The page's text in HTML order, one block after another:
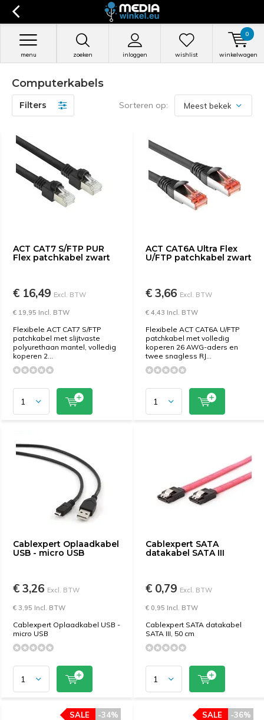
zoeken inloggen
menu wishlist winkelwagen
0
Computerkabels
Filters Sorteren op:
ACT CAT7 S/FTP PUR
Flex patchkabel zwart
€ 16,49 Excl. BTW
€ 19,95 Incl. BTW
Flexibele ACT CAT7 S/FTP
patchkabel met slijtvaste
polyurethaan mantel, volledig
koperen 2...
ACT CAT6A Ultra Flex
U/FTP patchkabel zwart
€ 3,66 Excl. BTW
€ 4,43 Incl. BTW
Flexibele ACT CAT6A U/FTP
patchkabel met volledig
koperen 26 AWG-aders en
twee snagless RJ...
Cablexpert Oplaadkabel
USB - micro USB
€ 3,26 Excl. BTW
€ 3,95 Incl. BTW
Cablexpert Oplaadkabel USB -
micro USB
Cablexpert SATA
datakabel SATA III
€ 0,79 Excl. BTW
€ 0,95 Incl. BTW
Cablexpert SATA datakabel
SATA III, 50 cm
-34%
SALE -36%
SALE